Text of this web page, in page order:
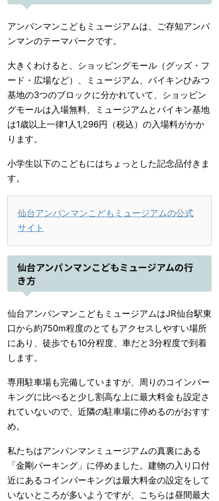
アンパンマンこどもミュージアムは、ご存知アンパ
ンマンのテーマパークです。
大きくわけると、ショッピングモール（グッズ・フ
ード・広場など）、ミュージアム、バイキンひみつ
基地の3つのブロックに分かれていて、ショッピン
グモールは入場無料、ミュージアムとバイキン基地
は1歳以上一律1人1,296円（税込）の入場料がかか
ります。
小学生以下のこどもにはちょっとした記念品付きま
す。
仙台アンパンマンこどもミュージアムの公式
サイト
仙台アンパンマンこどもミュージアムの行
き方
仙台アンパンマンこどもミュージアムはJR仙台駅東
口から約750m程度のとてもアクセスしやすい場所
にあり、徒歩でも10分程度、車だと3分程度で到着
します。
専用駐車場も完備していますが、周りのコインパー
キングに比べると少し割高な上に最大料金も設定さ
れていないので、近隣の駐車場に停めるのがおすす
め。
私たちはアンパンマンミュージアムの真裏にある
「金剛パーキング」に停めました。建物の入り口付
近にあるコインパーキングは最大料金の設定をして
いないところが多いようですが、こちらは昼間最大